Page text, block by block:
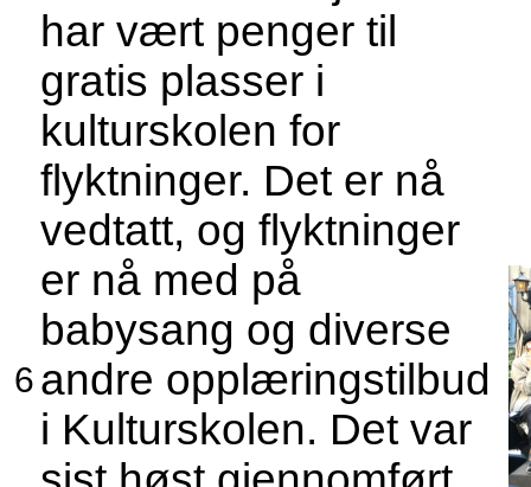
6
har vært penger til
gratis plasser i
kulturskolen for
flyktninger. Det er nå
vedtatt, og flyktninger
er nå med på
babysang og diverse
andre opplæringstilbud
i Kulturskolen. Det var